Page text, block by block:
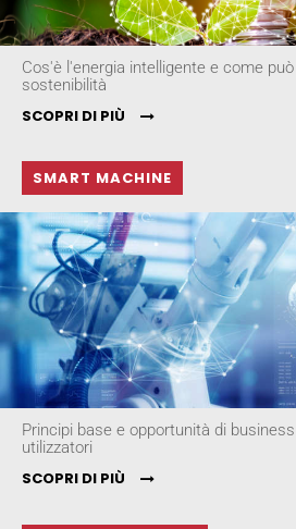
Cos'è l'energia intelligente e come
sostenibilità
SCOPRI DI PIÙ
SMART MACHINE
Principi base e opportunità di
utilizzatori
SCOPRI DI PIÙ